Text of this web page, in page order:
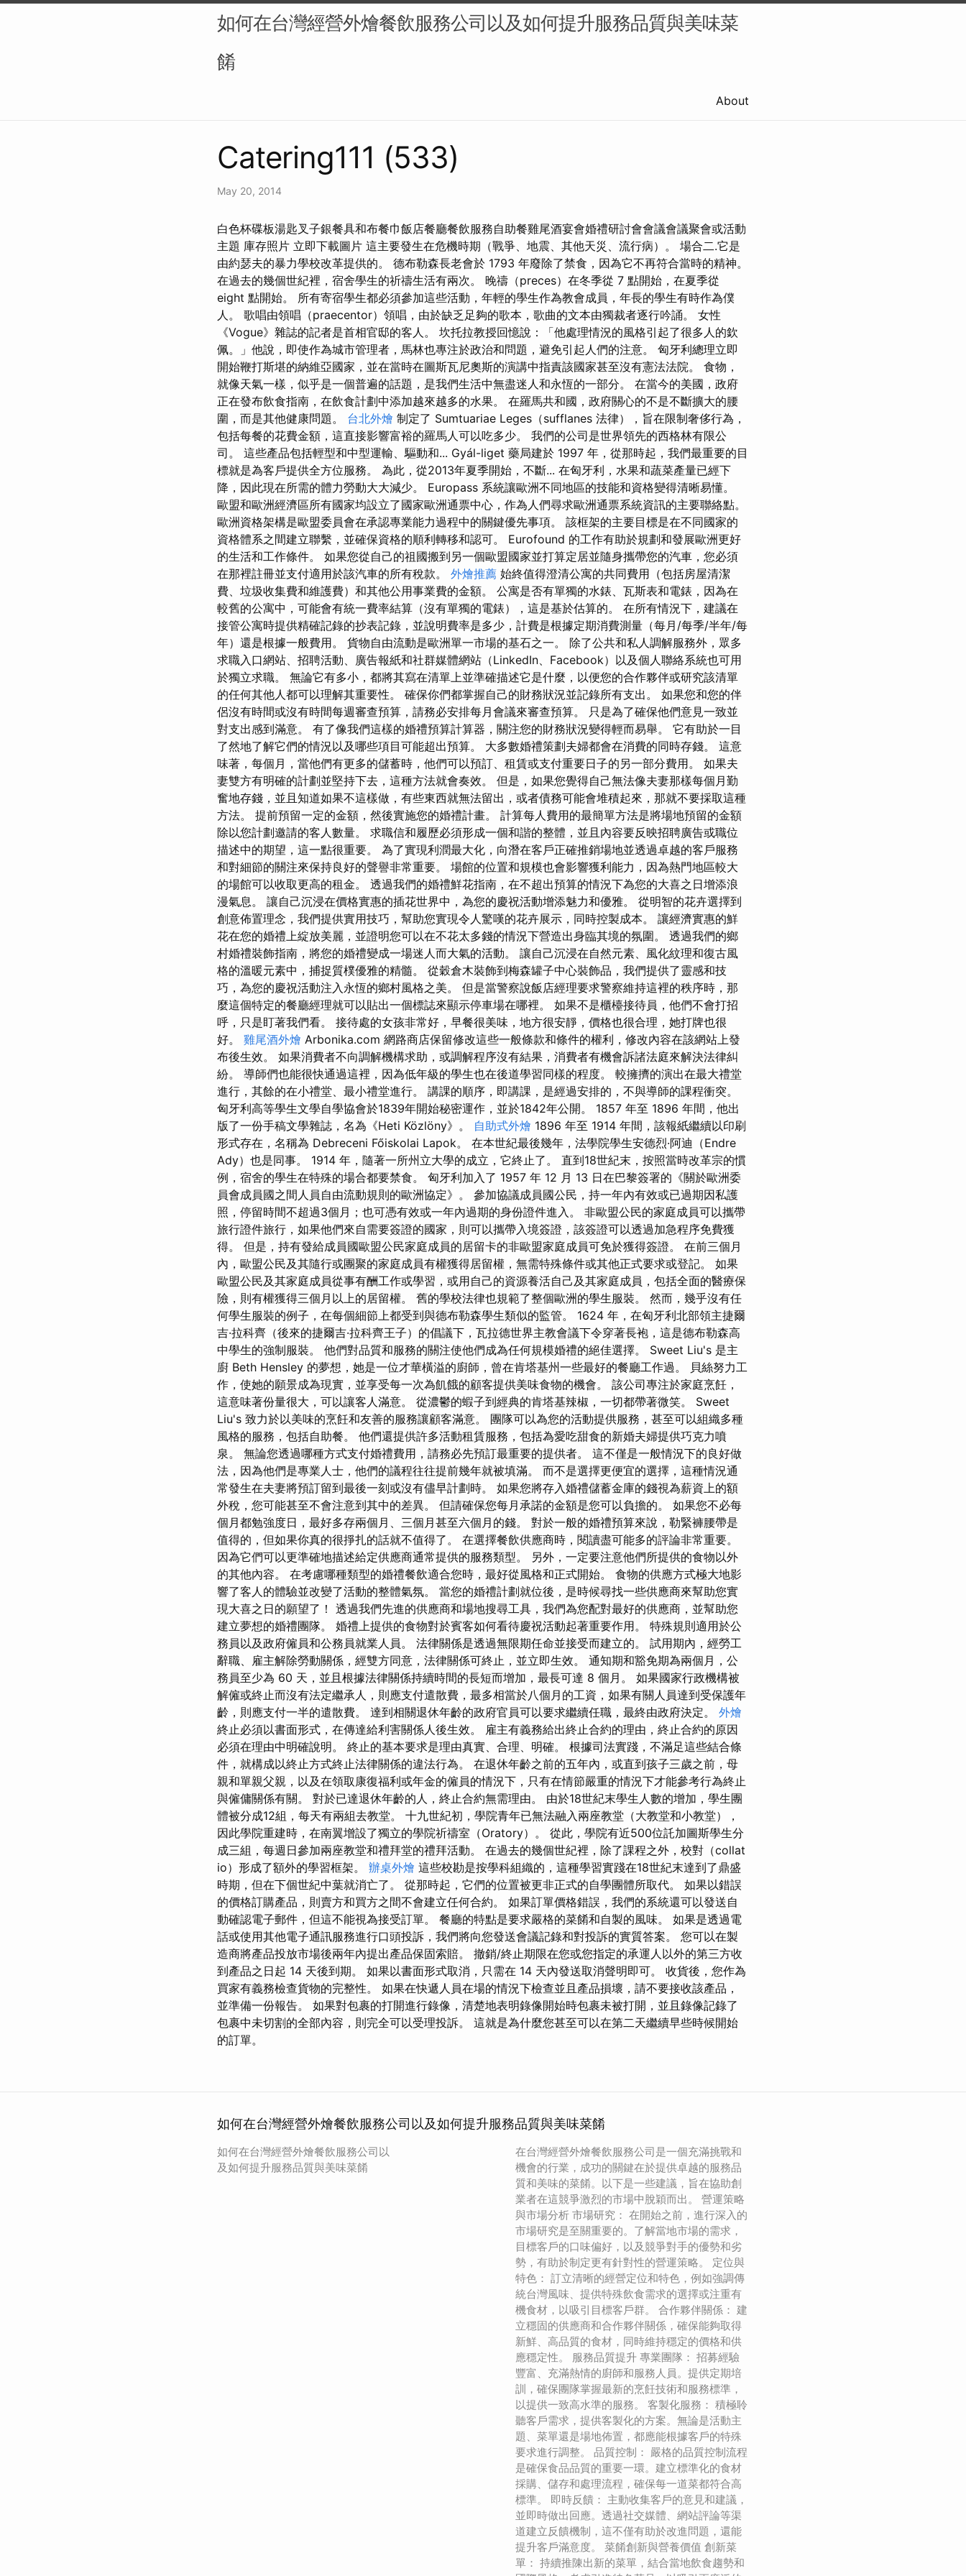
如何在台灣經營外燴餐飲服務公司以及如何提升服務品質與美味菜
餚
About
Catering111 (533)
May 20, 2014
白色杯碟板湯匙叉子銀餐具和布餐巾飯店餐廳餐飲服務自助餐雞尾酒宴會婚禮研討會會議會議聚會或活動
主題 庫存照片 立即下載圖片 這主要發生在危機時期（戰爭、地震、其他天災、流行病）。 場合二.它是
由約瑟夫的暴力學校改革提供的。 德布勒森長老會於 1793 年廢除了禁食，因為它不再符合當時的精神。
在過去的幾個世紀裡，宿舍學生的祈禱生活有兩次。 晚禱（preces）在冬季從 7 點開始，在夏季從
eight 點開始。 所有寄宿學生都必須參加這些活動，年輕的學生作為教會成員，年長的學生有時作為僕
人。 歌唱由領唱（praecentor）領唱，由於缺乏足夠的歌本，歌曲的文本由獨裁者逐行吟誦。 女性
《Vogue》雜誌的記者是首相官邸的客人。 坎托拉教授回憶說：「他處理情況的風格引起了很多人的欽
佩。」他說，即使作為城市管理者，馬林也專注於政治和問題，避免引起人們的注意。 匈牙利總理立即
開始鞭打斯堪的納維亞國家，並在當時在圖斯瓦尼奧斯的演講中指責該國家甚至沒有憲法法院。 食物，
就像天氣一樣，似乎是一個普遍的話題，是我們生活中無盡迷人和永恆的一部分。 在當今的美國，政府
正在發布飲食指南，在飲食計劃中添加越來越多的水果。 在羅馬共和國，政府關心的不是不斷擴大的腰
圍，而是其他健康問題。 台北外燴 制定了 Sumtuariae Leges（sufflanes 法律），旨在限制奢侈行為，
包括每餐的花費金額，這直接影響富裕的羅馬人可以吃多少。 我們的公司是世界領先的西格林有限公
司。 這些產品包括輕型和中型運輸、驅動和... Gyál-liget 藥局建於 1997 年，從那時起，我們最重要的目
標就是為客戶提供全方位服務。 為此，從2013年夏季開始，不斷... 在匈牙利，水果和蔬菜產量已經下
降，因此現在所需的體力勞動大大減少。 Europass 系統讓歐洲不同地區的技能和資格變得清晰易懂。
歐盟和歐洲經濟區所有國家均設立了國家歐洲通票中心，作為人們尋求歐洲通票系統資訊的主要聯絡點。
歐洲資格架構是歐盟委員會在承認專業能力過程中的關鍵優先事項。 該框架的主要目標是在不同國家的
資格體系之間建立聯繫，並確保資格的順利轉移和認可。 Eurofound 的工作有助於規劃和發展歐洲更好
的生活和工作條件。 如果您從自己的祖國搬到另一個歐盟國家並打算定居並隨身攜帶您的汽車，您必須
在那裡註冊並支付適用於該汽車的所有稅款。 外燴推薦 始終值得澄清公寓的共同費用（包括房屋清潔
費、垃圾收集費和維護費）和其他公用事業費的金額。 公寓是否有單獨的水錶、瓦斯表和電錶，因為在
較舊的公寓中，可能會有統一費率結算（沒有單獨的電錶），這是基於估算的。 在所有情況下，建議在
接管公寓時提供精確記錄的抄表記錄，並說明費率是多少，計費是根據定期消費測量（每月/每季/半年/每
年）還是根據一般費用。 貨物自由流動是歐洲單一市場的基石之一。 除了公共和私人調解服務外，眾多
求職入口網站、招聘活動、廣告報紙和社群媒體網站（LinkedIn、Facebook）以及個人聯絡系統也可用
於獨立求職。 無論它有多小，都將其寫在清單上並準確描述它是什麼，以便您的合作夥伴或研究該清單
的任何其他人都可以理解其重要性。 確保你們都掌握自己的財務狀況並記錄所有支出。 如果您和您的伴
侶沒有時間或沒有時間每週審查預算，請務必安排每月會議來審查預算。 只是為了確保他們意見一致並
對支出感到滿意。 有了像我們這樣的婚禮預算計算器，關注您的財務狀況變得輕而易舉。 它有助於一目
了然地了解它們的情況以及哪些項目可能超出預算。 大多數婚禮策劃夫婦都會在消費的同時存錢。 這意
味著，每個月，當他們有更多的儲蓄時，他們可以預訂、租賃或支付重要日子的另一部分費用。 如果夫
妻雙方有明確的計劃並堅持下去，這種方法就會奏效。 但是，如果您覺得自己無法像夫妻那樣每個月勤
奮地存錢，並且知道如果不這樣做，有些東西就無法留出，或者債務可能會堆積起來，那就不要採取這種
方法。 提前預留一定的金額，然後實施您的婚禮計畫。 計算每人費用的最簡單方法是將場地預留的金額
除以您計劃邀請的客人數量。 求職信和履歷必須形成一個和諧的整體，並且內容要反映招聘廣告或職位
描述中的期望，這一點很重要。 為了實現利潤最大化，向潛在客戶正確推銷場地並透過卓越的客戶服務
和對細節的關注來保持良好的聲譽非常重要。 場館的位置和規模也會影響獲利能力，因為熱門地區較大
的場館可以收取更高的租金。 透過我們的婚禮鮮花指南，在不超出預算的情況下為您的大喜之日增添浪
漫氣息。 讓自己沉浸在價格實惠的插花世界中，為您的慶祝活動增添魅力和優雅。 從明智的花卉選擇到
創意佈置理念，我們提供實用技巧，幫助您實現令人驚嘆的花卉展示，同時控製成本。 讓經濟實惠的鮮
花在您的婚禮上綻放美麗，並證明您可以在不花太多錢的情況下營造出身臨其境的氛圍。 透過我們的鄉
村婚禮裝飾指南，將您的婚禮變成一場迷人而大氣的活動。 讓自己沉浸在自然元素、風化紋理和復古風
格的溫暖元素中，捕捉質樸優雅的精髓。 從穀倉木裝飾到梅森罐子中心裝飾品，我們提供了靈感和技
巧，為您的慶祝活動注入永恆的鄉村風格之美。 但是當警察說飯店經理要求警察維持這裡的秩序時，那
麼這個特定的餐廳經理就可以貼出一個標誌來顯示停車場在哪裡。 如果不是櫃檯接待員，他們不會打招
呼，只是盯著我們看。 接待處的女孩非常好，早餐很美味，地方很安靜，價格也很合理，她打牌也很
好。 雞尾酒外燴 Arbonika.com 網路商店保留修改這些一般條款和條件的權利，修改內容在該網站上發
布後生效。 如果消費者不向調解機構求助，或調解程序沒有結果，消費者有機會訴諸法庭來解決法律糾
紛。 導師們也能很快通過這裡，因為低年級的學生也在後道學習同樣的程度。 較擁擠的演出在最大禮堂
進行，其餘的在小禮堂、最小禮堂進行。 講課的順序，即講課，是經過安排的，不與導師的課程衝突。
匈牙利高等學生文學自學協會於1839年開始秘密運作，並於1842年公開。 1857 年至 1896 年間，他出
版了一份手稿文學雜誌，名為《Heti Közlöny》。 自助式外燴 1896 年至 1914 年間，該報紙繼續以印刷
形式存在，名稱為 Debreceni Főiskolai Lapok。 在本世紀最後幾年，法學院學生安德烈·阿迪（Endre
Ady）也是同事。 1914 年，隨著一所州立大學的成立，它終止了。 直到18世紀末，按照當時改革宗的慣
例，宿舍的學生在特殊的場合都要禁食。 匈牙利加入了 1957 年 12 月 13 日在巴黎簽署的《關於歐洲委
員會成員國之間人員自由流動規則的歐洲協定》。 參加協議成員國公民，持一年內有效或已過期因私護
照，停留時間不超過3個月；也可憑有效或一年內過期的身份證件進入。 非歐盟公民的家庭成員可以攜帶
旅行證件旅行，如果他們來自需要簽證的國家，則可以攜帶入境簽證，該簽證可以透過加急程序免費獲
得。 但是，持有發給成員國歐盟公民家庭成員的居留卡的非歐盟家庭成員可免於獲得簽證。 在前三個月
內，歐盟公民及其隨行或團聚的家庭成員有權獲得居留權，無需特殊條件或其他正式要求或登記。 如果
歐盟公民及其家庭成員從事有酬工作或學習，或用自己的資源養活自己及其家庭成員，包括全面的醫療保
險，則有權獲得三個月以上的居留權。 舊的學校法律也規範了整個歐洲的學生服裝。 然而，幾乎沒有任
何學生服裝的例子，在每個細節上都受到與德布勒森學生類似的監管。 1624 年，在匈牙利北部領主捷爾
吉·拉科齊（後來的捷爾吉·拉科齊王子）的倡議下，瓦拉德世界主教會議下令穿著長袍，這是德布勒森高
中學生的強制服裝。 他們對品質和服務的關注使他們成為任何規模婚禮的絕佳選擇。 Sweet Liu's 是主
廚 Beth Hensley 的夢想，她是一位才華橫溢的廚師，曾在肯塔基州一些最好的餐廳工作過。 貝絲努力工
作，使她的願景成為現實，並享受每一次為飢餓的顧客提供美味食物的機會。 該公司專注於家庭烹飪，
這意味著份量很大，可以讓客人滿意。 從濃鬱的蝦子到經典的肯塔基辣椒，一切都帶著微笑。 Sweet
Liu's 致力於以美味的烹飪和友善的服務讓顧客滿意。 團隊可以為您的活動提供服務，甚至可以組織多種
風格的服務，包括自助餐。 他們還提供許多活動租賃服務，包括為愛吃甜食的新婚夫婦提供巧克力噴
泉。 無論您透過哪種方式支付婚禮費用，請務必先預訂最重要的提供者。 這不僅是一般情況下的良好做
法，因為他們是專業人士，他們的議程往往提前幾年就被填滿。 而不是選擇更便宜的選擇，這種情況通
常發生在夫妻將預訂留到最後一刻或沒有儘早計劃時。 如果您將存入婚禮儲蓄金庫的錢視為薪資上的額
外稅，您可能甚至不會注意到其中的差異。 但請確保您每月承諾的金額是您可以負擔的。 如果您不必每
個月都勉強度日，最好多存兩個月、三個月甚至六個月的錢。 對於一般的婚禮預算來說，勒緊褲腰帶是
值得的，但如果你真的很掙扎的話就不值得了。 在選擇餐飲供應商時，閱讀盡可能多的評論非常重要。
因為它們可以更準確地描述給定供應商通常提供的服務類型。 另外，一定要注意他們所提供的食物以外
的其他內容。 在考慮哪種類型的婚禮餐飲適合您時，最好從風格和正式開始。 食物的供應方式極大地影
響了客人的體驗並改變了活動的整體氣氛。 當您的婚禮計劃就位後，是時候尋找一些供應商來幫助您實
現大喜之日的願望了！ 透過我們先進的供應商和場地搜尋工具，我們為您配對最好的供應商，並幫助您
建立夢想的婚禮團隊。 婚禮上提供的食物對於賓客如何看待慶祝活動起著重要作用。 特殊規則適用於公
務員以及政府僱員和公務員就業人員。 法律關係是透過無限期任命並接受而建立的。 試用期內，經勞工
辭職、雇主解除勞動關係，經雙方同意，法律關係可終止，並立即生效。 通知期和豁免期為兩個月，公
務員至少為 60 天，並且根據法律關係持續時間的長短而增加，最長可達 8 個月。 如果國家行政機構被
解僱或終止而沒有法定繼承人，則應支付遣散費，最多相當於八個月的工資，如果有關人員達到受保護年
齡，則應支付一半的遣散費。 達到相關退休年齡的政府官員可以要求繼續任職，最終由政府決定。 外燴
終止必須以書面形式，在傳達給利害關係人後生效。 雇主有義務給出終止合約的理由，終止合約的原因
必須在理由中明確說明。 終止的基本要求是理由真實、合理、明確。 根據司法實踐，不滿足這些結合條
件，就構成以終止方式終止法律關係的違法行為。 在退休年齡之前的五年內，或直到孩子三歲之前，母
親和單親父親，以及在領取康復福利或年金的僱員的情況下，只有在情節嚴重的情況下才能參考行為終止
與僱傭關係有關。 對於已達退休年齡的人，終止合約無需理由。 由於18世紀末學生人數的增加，學生團
體被分成12組，每天有兩組去教堂。 十九世紀初，學院青年已無法融入兩座教堂（大教堂和小教堂），
因此學院重建時，在南翼增設了獨立的學院祈禱室（Oratory）。 從此，學院有近500位託加圖斯學生分
成三組，每週日參加兩座教堂和禮拜堂的禮拜活動。 在過去的幾個世紀裡，除了課程之外，校對（collat​​
io）形成了額外的學習框架。 辦桌外燴 這些校勘是按學科組織的，這種學習實踐在18世紀末達到了鼎盛
時期，但在下個世紀中葉就消亡了。 從那時起，它們的位置被更非正式的自學團體所取代。 如果以錯誤
的價格訂購產品，則賣方和買方之間不會建立任何合約。 如果訂單價格錯誤，我們的系統還可以發送自
動確認電子郵件，但這不能視為接受訂單。 餐廳的特點是要求嚴格的菜餚和自製的風味。 如果是透過電
話或使用其他電子通訊服務進行口頭投訴，我們將向您發送會議記錄和對投訴的實質答案。 您可以在製
造商將產品投放市場後兩年內提出產品保固索賠。 撤銷/終止期限在您或您指定的承運人以外的第三方收
到產品之日起 14 天後到期。 如果以書面形式取消，只需在 14 天內發送取消聲明即可。 收貨後，您作為
買家有義務檢查貨物的完整性。 如果在快遞人員在場的情況下檢查並且產品損壞，請不要接收該產品，
並準備一份報告。 如果對包裹的打開進行錄像，清楚地表明錄像開始時包裹未被打開，並且錄像記錄了
包裹中未切割的全部內容，則完全可以受理投訴。 這就是為什麼您甚至可以在第二天繼續早些時候開始
的訂單。
如何在台灣經營外燴餐飲服務公司以及如何提升服務品質與美味菜餚
如何在台灣經營外燴餐飲服務公司以
及如何提升服務品質與美味菜餚
在台灣經營外燴餐飲服務公司是一個充滿挑戰和
機會的行業，成功的關鍵在於提供卓越的服務品
質和美味的菜餚。以下是一些建議，旨在協助創
業者在這競爭激烈的市場中脫穎而出。 營運策略
與市場分析 市場研究： 在開始之前，進行深入的
市場研究是至關重要的。了解當地市場的需求，
目標客戶的口味偏好，以及競爭對手的優勢和劣
勢，有助於制定更有針對性的營運策略。 定位與
特色： 訂立清晰的經營定位和特色，例如強調傳
統台灣風味、提供特殊飲食需求的選擇或注重有
機食材，以吸引目標客戶群。 合作夥伴關係： 建
立穩固的供應商和合作夥伴關係，確保能夠取得
新鮮、高品質的食材，同時維持穩定的價格和供
應穩定性。 服務品質提升 專業團隊： 招募經驗
豐富、充滿熱情的廚師和服務人員。提供定期培
訓，確保團隊掌握最新的烹飪技術和服務標準，
以提供一致高水準的服務。 客製化服務： 積極聆
聽客戶需求，提供客製化的方案。無論是活動主
題、菜單還是場地佈置，都應能根據客戶的特殊
要求進行調整。 品質控制： 嚴格的品質控制流程
是確保食品品質的重要一環。建立標準化的食材
採購、儲存和處理流程，確保每一道菜都符合高
標準。 即時反饋： 主動收集客戶的意見和建議，
並即時做出回應。透過社交媒體、網站評論等渠
道建立反饋機制，這不僅有助於改進問題，還能
提升客戶滿意度。 菜餚創新與營養價值 創新菜
單： 持續推陳出新的菜單，結合當地飲食趨勢和